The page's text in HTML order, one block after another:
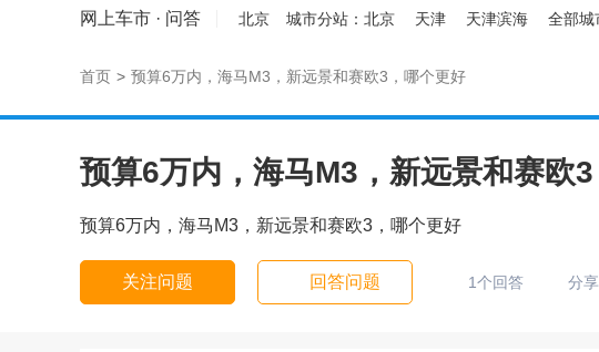
网上车市 · 问答 北京 城市分站： 北京 天津 天津滨海 全部城
首页 > 预算6万内，海马M3，新远景和赛欧3，哪个更好
预算6万内，海马M3，新远景和赛欧
预算6万内，海马M3，新远景和赛欧3，哪个更好
关注问题 回答问题 1个回答 分享